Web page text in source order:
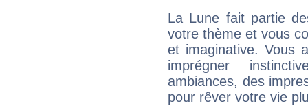
La Lune fait partie
votre thème et vous
et imaginative. Vous
imprégner
ambiances, des
pour rêver votre vie